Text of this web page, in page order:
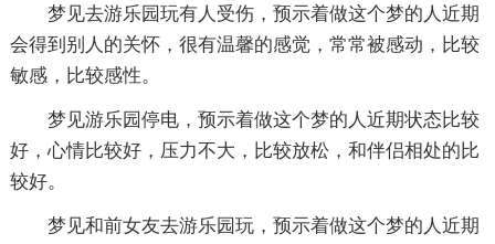
梦见去游乐园玩有人受伤，预示着做这个梦的人近期
会得到别人的关怀，很有温馨的感觉，常常被感动，比较
敏感，比较感性。
梦见游乐园停电，预示着做这个梦的人近期状态比较
好，心情比较好，压力不大，比较放松，和伴侣相处的比
较好。
梦见和前女友去游乐园玩，预示着做这个梦的人近期